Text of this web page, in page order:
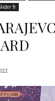
fr